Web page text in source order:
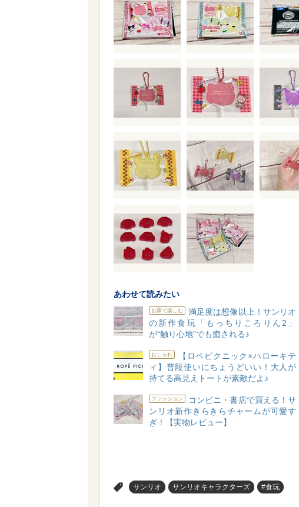
あわせて読みたい
お家で楽しむ
満足度は想像以上！サンリオ
の新作食玩「もっちりころりん2」
が“触り心地”でも癒される♪
おしゃれ
【ロペピクニック×ハローキテ
ィ】普段使いにちょうどいい！大人が
持てる高見えトートが素敵だよ♪
ファッション
コンビニ・書店で買える！サ
ンリオ新作きらきらチャームが可愛す
ぎ！【実物レビュー】
サンリオ サンリオキャラクターズ #食玩